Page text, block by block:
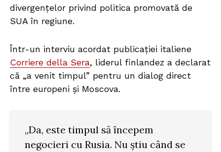
divergențelor privind politica promovată de
SUA în regiune.
Într-un interviu acordat publicației italiene
Corriere della Sera, liderul finlandez a declarat
că „a venit timpul” pentru un dialog direct
între europeni și Moscova.
„Da, este timpul să începem
negocieri cu Rusia. Nu știu când se